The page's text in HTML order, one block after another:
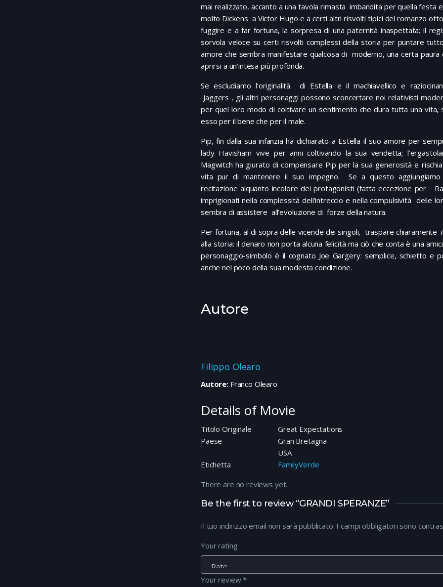
mai realizzato, accanto a una tavola rimasta imbandita per quella festa
molto Dickens a Victor Hugo e a certi altri risvolti tipici del romanzo
fuggire e a far fortuna, la sorpresa di una paternità inaspettata; il
sorvola veloce su certi risvolti complessi della storia per puntare
amore che sembra manifestare qualcosa di moderno, una certa
aprirsi a un’intesa più profonda.
Se escludiamo l’originalità di Estella e il machiavellico e
Jaggers , gli altri personaggi possono sconcertare noi relativisti
per quel loro modo di coltivare un sentimento che dura tutta una vita,
esso per il bene che per il male.
Pip, fin dalla sua infanzia ha dichiarato a Estella il suo amore per
lady Havisham vive per anni coltivando la sua vendetta;
Magwitch ha giurato di compensare Pip per la sua generosità e
vita pur di mantenere il suo impegno. Se a questo aggiungiamo
recitazione alquanto incolore dei protagonisti (fatta eccezione per
imprigionati nella complessità dell’intreccio e nella compulsività delle
sembra di assistere all’evoluzione di forze della natura.
Per fortuna, al di sopra delle vicende dei singoli, traspare chiaramente
alla storia: il denaro non porta alcuna felicità ma ciò che conta è una
personaggio-simbolo è il cognato Joe Gargery: semplice, schietto e
anche nel poco della sua modesta condizione.
Autore
Filippo Olearo
Autore:Franco Olearo
Details of Movie
Titolo Originale
Great Expectations
Paese
Gran Bretagna
USA
Etichetta
FamilyVerde
Be the first to review “GRANDI SPERANZE”
Il tuo indirizzo email non sarà pubblicato. I campi obbligatori sono
Your rating
Your review*
There are no reviews yet.